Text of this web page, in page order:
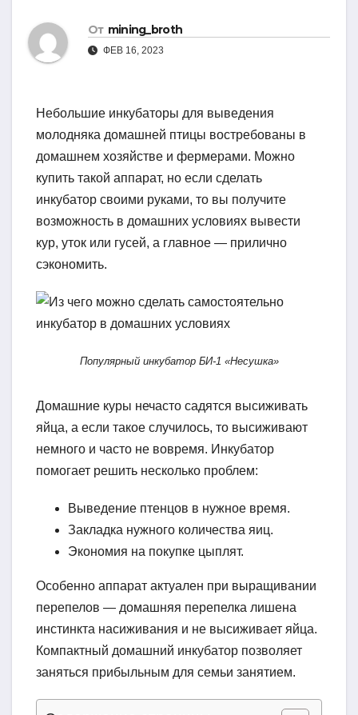
От mining_broth
ФЕВ 16, 2023
Небольшие инкубаторы для выведения
молодняка домашней птицы востребованы в
домашнем хозяйстве и фермерами. Можно
купить такой аппарат, но если сделать
инкубатор своими руками, то вы получите
возможность в домашних условиях вывести
кур, уток или гусей, а главное — прилично
сэкономить.
Популярный инкубатор БИ-1 «Несушка»
Домашние куры нечасто садятся высиживать
яйца, а если такое случилось, то высиживают
немного и часто не вовремя. Инкубатор
помогает решить несколько проблем:
Выведение птенцов в нужное время.
Закладка нужного количества яиц.
Экономия на покупке цыплят.
Особенно аппарат актуален при выращивании
перепелов — домашняя перепелка лишена
инстинкта насиживания и не высиживает яйца.
Компактный домашний инкубатор позволяет
заняться прибыльным для семьи занятием.